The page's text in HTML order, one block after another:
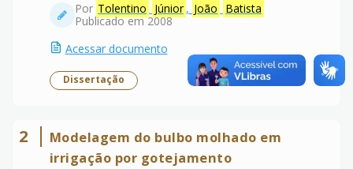
Por Tolentino Júnior , João
Batista
Publicado em 2008
Acessar documento
Dissertação
2
Modelagem do bulbo molhado em
irrigação por gotejamento